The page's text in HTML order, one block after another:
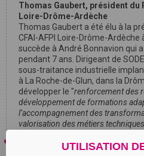
UTILISATION
Thomas Gaubert, président du
Loire-Drôme-Ardèche
Thomas Gaubert a été élu à la
CFAI-AFPI Loire-Drôme-Ardèche
succède à André Bonnavion qui
pendant 7 ans. Dirigeant de
sous-traitance industrielle
à La Roche-de-Glun, dans la
développer le "renforcement des
développement de formations
l’accompagnement des
valorisation des métiers